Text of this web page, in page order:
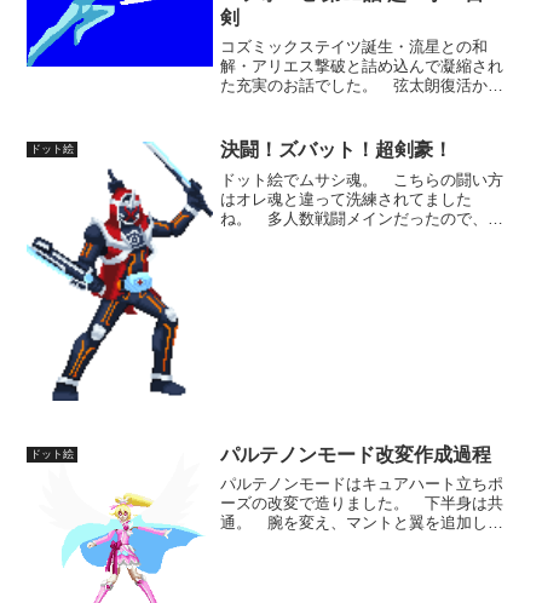
剣
コズミックステイツ誕生・流星との和
解・アリエス撃破と詰め込んで凝縮され
た充実のお話でした。 弦太朗復活か
身、アリエス撃破に至る盛り上がりは尋
常じゃなかったですね。 じわ...
ドット絵 決闘！ズバット！超剣豪！
ドット絵でムサシ魂。 こちらの闘い方
はオレ魂と違って洗練されてました
ね。 多人数戦闘メインだったので、剣
ドット絵 パルテノンモード改変作成過程
パルテノンモードはキュアハート立ちポ
ーズの改変で造りました。 下半身は共
通。 腕を変え、マントと翼を追加し、